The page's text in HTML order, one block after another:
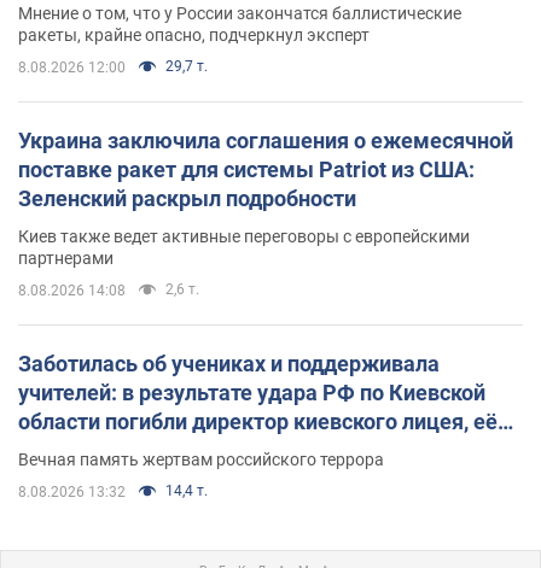
Мнение о том, что у России закончатся баллистические
ракеты, крайне опасно, подчеркнул эксперт
8.08.2026 12:00 29,7 т.
Украина заключила соглашения о ежемесячной
поставке ракет для системы Patriot из США:
Зеленский раскрыл подробности
Киев также ведет активные переговоры с европейскими
партнерами
8.08.2026 14:08 2,6 т.
Заботилась об учениках и поддерживала
учителей: в результате удара РФ по Киевской
области погибли директор киевского лицея, её
муж и внук
Вечная память жертвам российского террора
8.08.2026 13:32 14,4 т.